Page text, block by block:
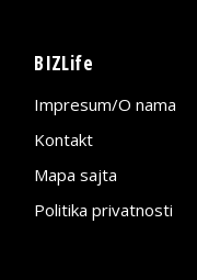
BIZLife
Impresum/O nama
Kontakt
Mapa sajta
Politika privatnosti